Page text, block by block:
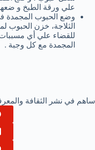
علي ورقة الطبخ و
وضع الحبوب
للقضاء علي أي
المجمدة مع كل وجبة .
ساهم في نشر الثقافة